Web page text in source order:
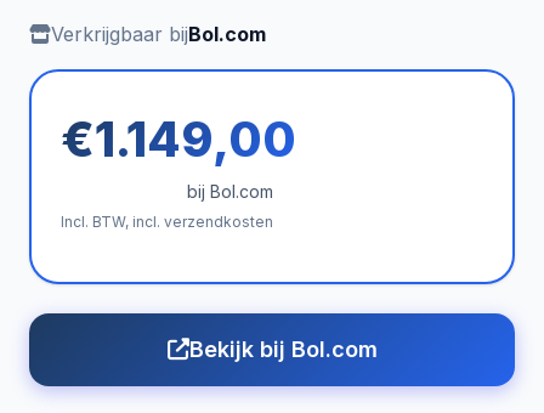
Verkrijgbaar bijBol.com
€1.149,00
bij Bol.com
Incl. BTW, incl. verzendkosten
Bekijk bij Bol.com